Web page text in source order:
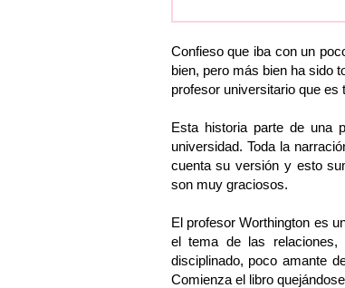
Confieso que iba con un
bien, pero más bien ha sido
profesor universitario que es
Esta historia parte de una
universidad. Toda la
cuenta su versión y esto
son muy graciosos.
El profesor Worthington es
el tema de las
disciplinado, poco amante
Comienza el libro